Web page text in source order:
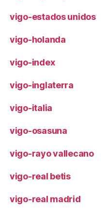
vigo-estados unidos
vigo-holanda
vigo-index
vigo-inglaterra
vigo-italia
vigo-osasuna
vigo-rayo vallecano
vigo-real betis
vigo-real madrid